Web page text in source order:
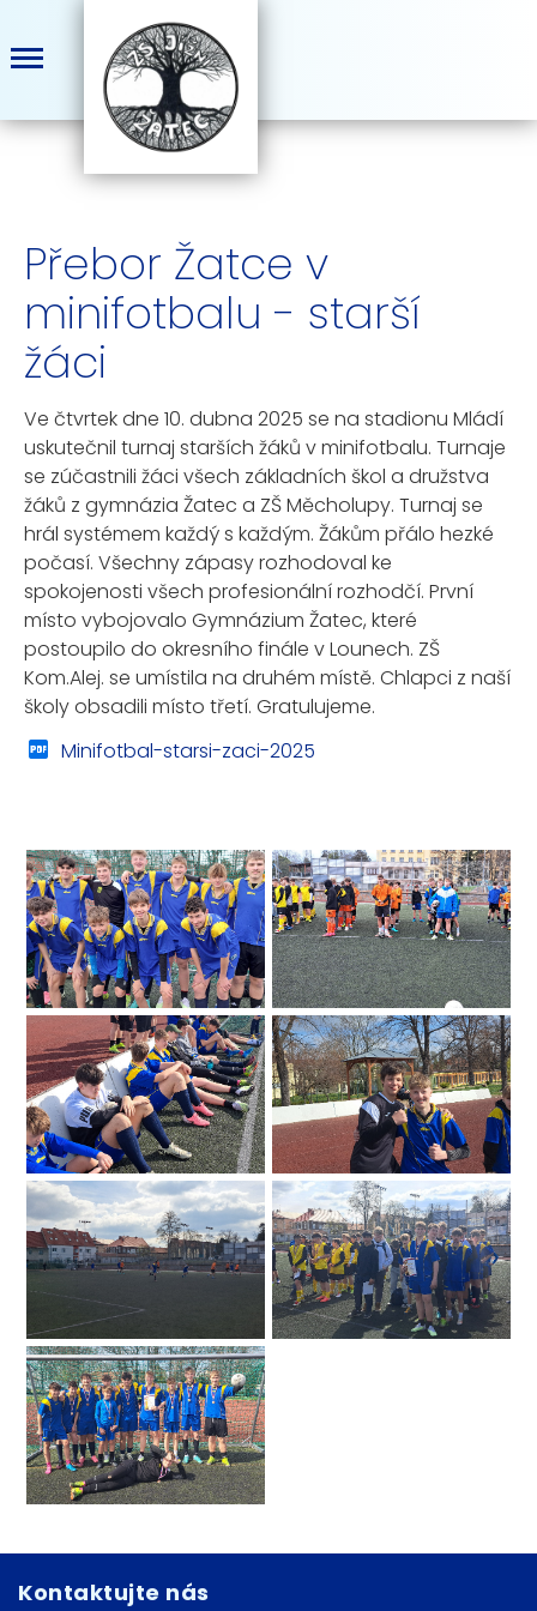
Přebor Žatce v
minifotbalu - starší
žáci
Ve čtvrtek dne 10. dubna 2025 se na stadionu Mládí
uskutečnil turnaj starších žáků v minifotbalu. Turnaje
se zúčastnili žáci všech základních škol a družstva
žáků z gymnázia Žatec a ZŠ Měcholupy. Turnaj se
hrál systémem každý s každým. Žákům přálo hezké
počasí. Všechny zápasy rozhodoval ke
spokojenosti všech profesionální rozhodčí. První
místo vybojovalo Gymnázium Žatec, které
postoupilo do okresního finále v Lounech. ZŠ
Kom.Alej. se umístila na druhém místě. Chlapci z naší
školy obsadili místo třetí. Gratulujeme.
Minifotbal-starsi-zaci-2025
Kontaktujte nás